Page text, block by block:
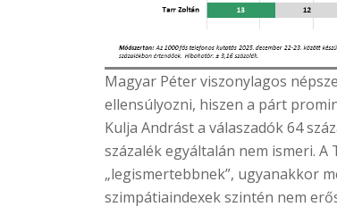
Magyar Péter viszonylagos
ellensúlyozni, hiszen a párt
Kulja Andrást a válaszadók 64
százalék egyáltalán nem ismeri. A
„legismertebbnek”, ugyanakkor
szimpátiaindexek szintén nem